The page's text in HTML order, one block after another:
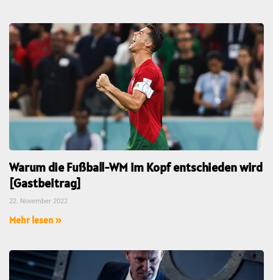
Warum die Fußball-WM im Kopf entschieden wird
[Gastbeitrag]
22. November 2022
Mehr lesen »